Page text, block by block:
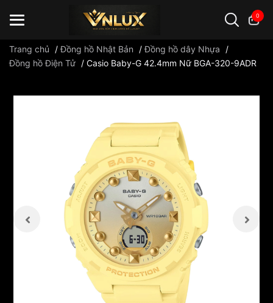
0
Trang chủ /Đồng hồ Nhật Bản /Đồng hồ dây Nhựa
/
Đồng hồ Điện Tử / Casio Baby-G 42.4mm Nữ BGA-320-9ADR